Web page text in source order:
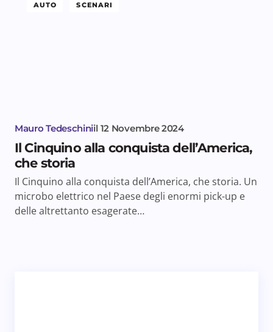
AUTO SCENARI
Mauro Tedeschiniil 12 Novembre 2024
Il Cinquino alla conquista dell’America,
che storia
Il Cinquino alla conquista dell’America, che storia. Un
microbo elettrico nel Paese degli enormi pick-up e
delle altrettanto esagerate…